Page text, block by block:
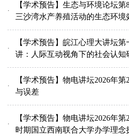
【学术预告】生态与环境论坛第
三沙湾水产养殖活动的生态环境
【学术预告】皖江心理大讲坛第
讲：人际互动视角下的社会认知
【学术预告】物电讲坛2026年
与误差
【学术预告】物电讲坛2026年
时期国立西南联合大学办学理念